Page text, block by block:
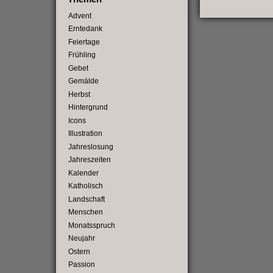
Advent
Erntedank
Feiertage
Frühling
Gebet
Gemälde
Herbst
Hintergrund
Icons
Illustration
Jahreslosung
Jahreszeiten
Kalender
Katholisch
Landschaft
Menschen
Monatsspruch
Neujahr
Ostern
Passion